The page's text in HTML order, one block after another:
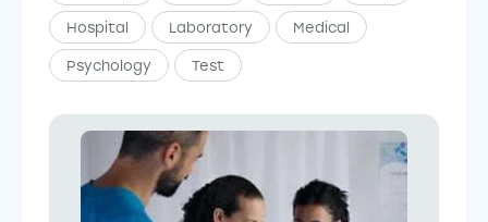
Hospital Laboratory Medical
Psychology Test